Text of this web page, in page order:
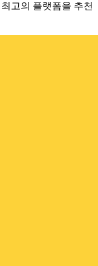
고의 플랫폼을 추천